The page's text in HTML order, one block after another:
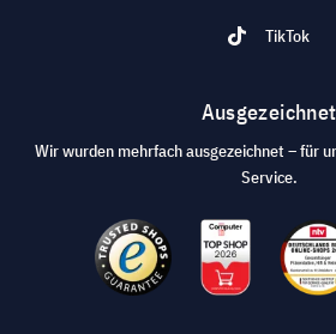
TikTok
Ausgezeichnet
Wir wurden mehrfach ausgezeichnet – für
Service.